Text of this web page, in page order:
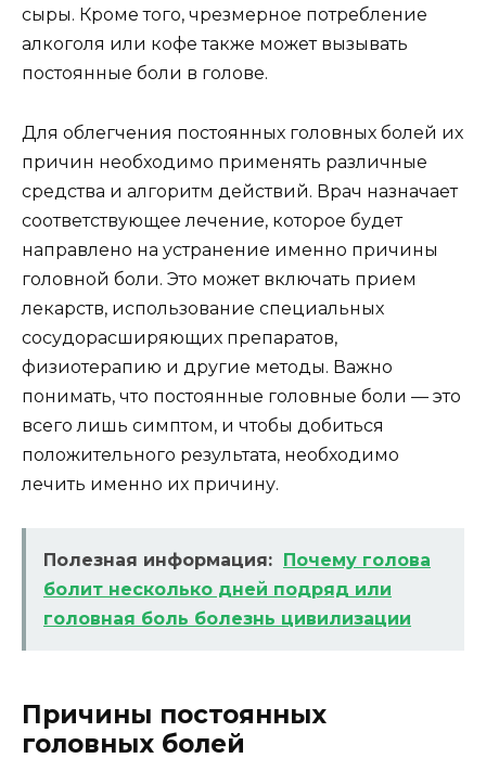
сыры. Кроме того, чрезмерное потребление
алкоголя или кофе также может вызывать
постоянные боли в голове.
Для облегчения постоянных головных болей их
причин необходимо применять различные
средства и алгоритм действий. Врач назначает
соответствующее лечение, которое будет
направлено на устранение именно причины
головной боли. Это может включать прием
лекарств, использование специальных
сосудорасширяющих препаратов,
физиотерапию и другие методы. Важно
понимать, что постоянные головные боли — это
всего лишь симптом, и чтобы добиться
положительного результата, необходимо
лечить именно их причину.
Полезная информация: Почему голова
болит несколько дней подряд или
головная боль болезнь цивилизации
Причины постоянных
головных болей